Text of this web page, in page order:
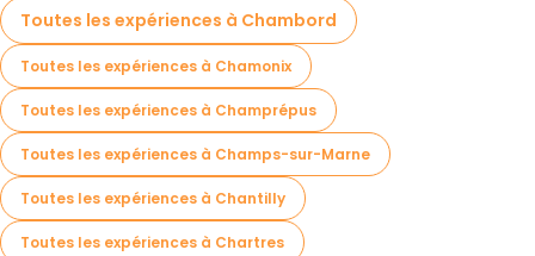
Toutes les expériences à Chambord
Toutes les expériences à Chamonix
Toutes les expériences à Champrépus
Toutes les expériences à Champs-sur-Marne
Toutes les expériences à Chantilly
Toutes les expériences à Chartres